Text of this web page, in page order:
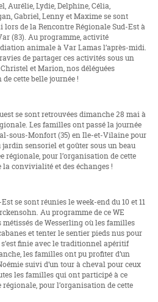
Aurélie, Lydie, Delphine, Célia,
Gabriel, Lenny et Maxime se sont
lors de la Rencontre Régionale Sud-Est à
(83). Au programme, activité
animale à Var Lamas l’après-midi.
de partager ces activités sous un
et Marion, nos déléguées
cette belle journée !
se sont retrouvées dimanche 28 mai à
Les familles ont passé la journée
sous-Monfort (35) en Ile-et-Vilaine pour
sensoriel et goûter sous un beau
régionale, pour l’organisation de cette
la convivialité et des échanges !
se sont réunies le week-end du 10 et 11
Au programme de ce WE
de Wesserling où les familles
et tenter le sentier pieds nus pour
finie avec le traditionnel apéritif
les familles ont pu profiter d’un
suivi d’un tour à cheval pour ceux
les familles qui ont participé à ce
régionale, pour l’organisation de cette